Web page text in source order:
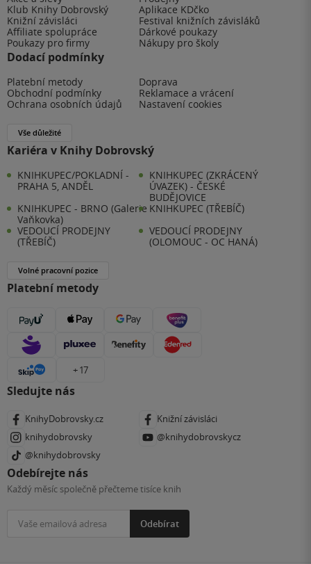
Klub Knihy Dobrovský
Aplikace KDčko
Knižní závisláci
Festival knižních závisláků
Affiliate spolupráce
Dárkové poukazy
Poukazy pro firmy
Nákupy pro školy
Dodací podmínky
Platební metody
Doprava
Obchodní podmínky
Reklamace a vrácení
Ochrana osobních údajů
Nastavení cookies
Vše důležité
Kariéra v Knihy Dobrovský
KNIHKUPEC/POKLADNÍ -
PRAHA 5, ANDĚL
KNIHKUPEC (ZKRÁCENÝ
ÚVAZEK) - ČESKÉ
BUDĚJOVICE
KNIHKUPEC - BRNO (Galerie
Vaňkovka)
KNIHKUPEC (TŘEBÍČ)
VEDOUCÍ PRODEJNY
(TŘEBÍČ)
VEDOUCÍ PRODEJNY
(OLOMOUC - OC HANÁ)
Volné pracovní pozice
Platební metody
+ 17
Sledujte nás
KnihyDobrovsky.cz
Knižní závisláci
knihydobrovsky
@knihydobrovskycz
@knihydobrovsky
Odebírejte nás
Každý měsíc společně přečteme tisíce knih
Odebírat